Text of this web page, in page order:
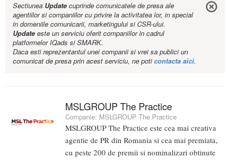
Sectiunea Updatecuprinde comunicatele de presa ale
agentiilor si companiilor cu privire la activitatea lor, in special
in domeniile comunicarii, marketingului si CSR-ului.
Updateeste un serviciu oferit companiilor in cadrul
platformelor IQads si SMARK.
Daca esti reprezentantul unei companii si vrei sa publici un
comunicat de presa prin acest serviciu, ne poticontacta aici.
MSLGROUP The Practice
Companie: MSLGROUP The Practice
MSLGROUP The Practice este cea mai creativa
agentie de PR din Romania si cea mai premiata,
cu peste 200 de premii si nominalizari obtinute